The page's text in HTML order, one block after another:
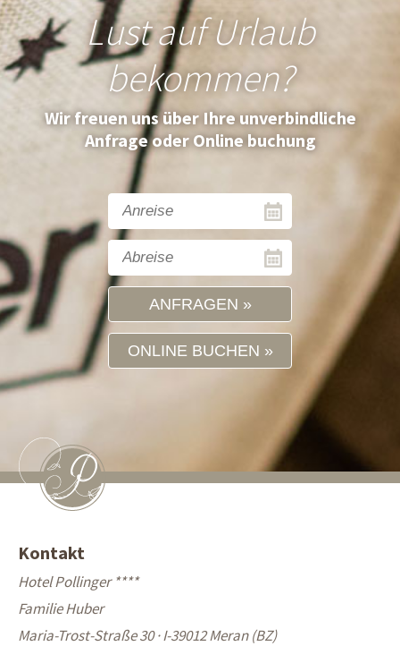
Lust auf Urlaub
bekommen?
Wir freuen uns über Ihre unverbindliche
Anfrage oder Online buchung
ANFRAGEN
ONLINE BUCHEN
Kontakt
Hotel Pollinger ****
Familie Huber
Maria-Trost-Straße 30 · I-39012 Meran (BZ)